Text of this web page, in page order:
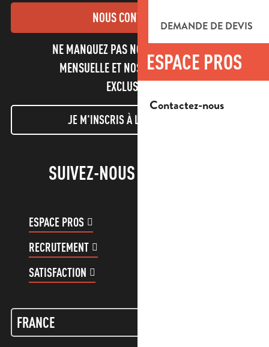
DEMANDE DE DEVIS
ESPACE PROS
Contactez-nous
NOUS CONTACTER
NE MANQUEZ PAS NOTRE NEWSLETTER
MENSUELLE ET NOS INFORMATIONS
EXCLUSIVES !
JE M'INSCRIS À LA NEWSLETTER
SUIVEZ-NOUS !
ESPACE PROS
RECRUTEMENT
SATISFACTION